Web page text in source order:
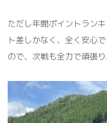
ただし年間ポイントラン
ト差しかなく、全く安心
ので、次戦も全力で頑張